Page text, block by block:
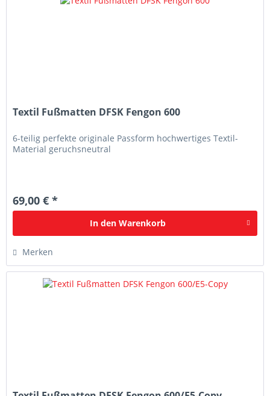
Textil Fußmatten DFSK Fengon 600
6-teilig perfekte originale Passform hochwertiges Textil-
Material geruchsneutral
69,00 € *
In den Warenkorb
Merken